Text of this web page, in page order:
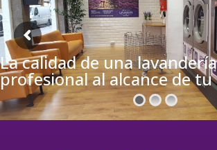
La calidad de una lavandería
profesional al alcance de